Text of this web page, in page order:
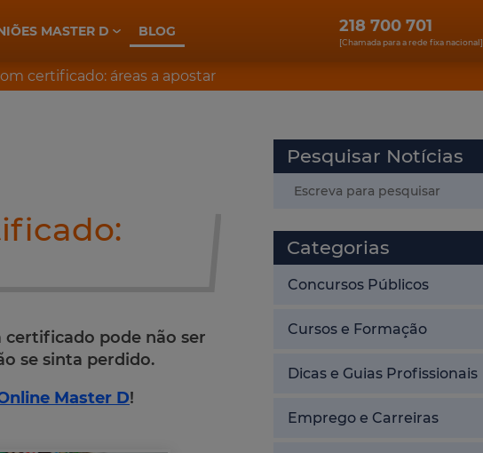
MASTER D BLOG 218 700 701
[Chamada para a rede fixa nacional]
certificado: áreas a apostar
certificado pode não ser
se sinta perdido.
Master D!
Pesquisar Notícias
Categorias
Concursos Públicos
Cursos e Formação
Dicas e Guias Profissionais
Emprego e Carreiras